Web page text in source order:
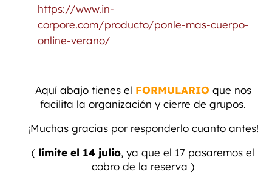
https://www.in-
corpore.com/producto/ponle-mas-cuerpo-
online-verano/
Aquí abajo tienes el FORMULARIO que nos
facilita la organización y cierre de grupos.
¡Muchas gracias por responderlo cuanto antes!
( límite el 14 julio, ya que el 17 pasaremos el
cobro de la reserva )